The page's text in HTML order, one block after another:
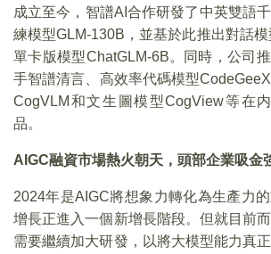
成立至今，智譜AI合作研發了中英雙語
練模型GLM-130B，並基於此推出對話
單卡版模型ChatGLM-6B。同時，公司
手智譜清言、高效率代碼模型
CogVLM和文生圖模型CogView等在
品。
AIGC融資市場熱火朝天，頭部企業吸金
2024年是AIGC將想象力轉化為生產力
增長正進入一個新增長階段。但就目前
需要繼續加大研發，以將大模型能力真